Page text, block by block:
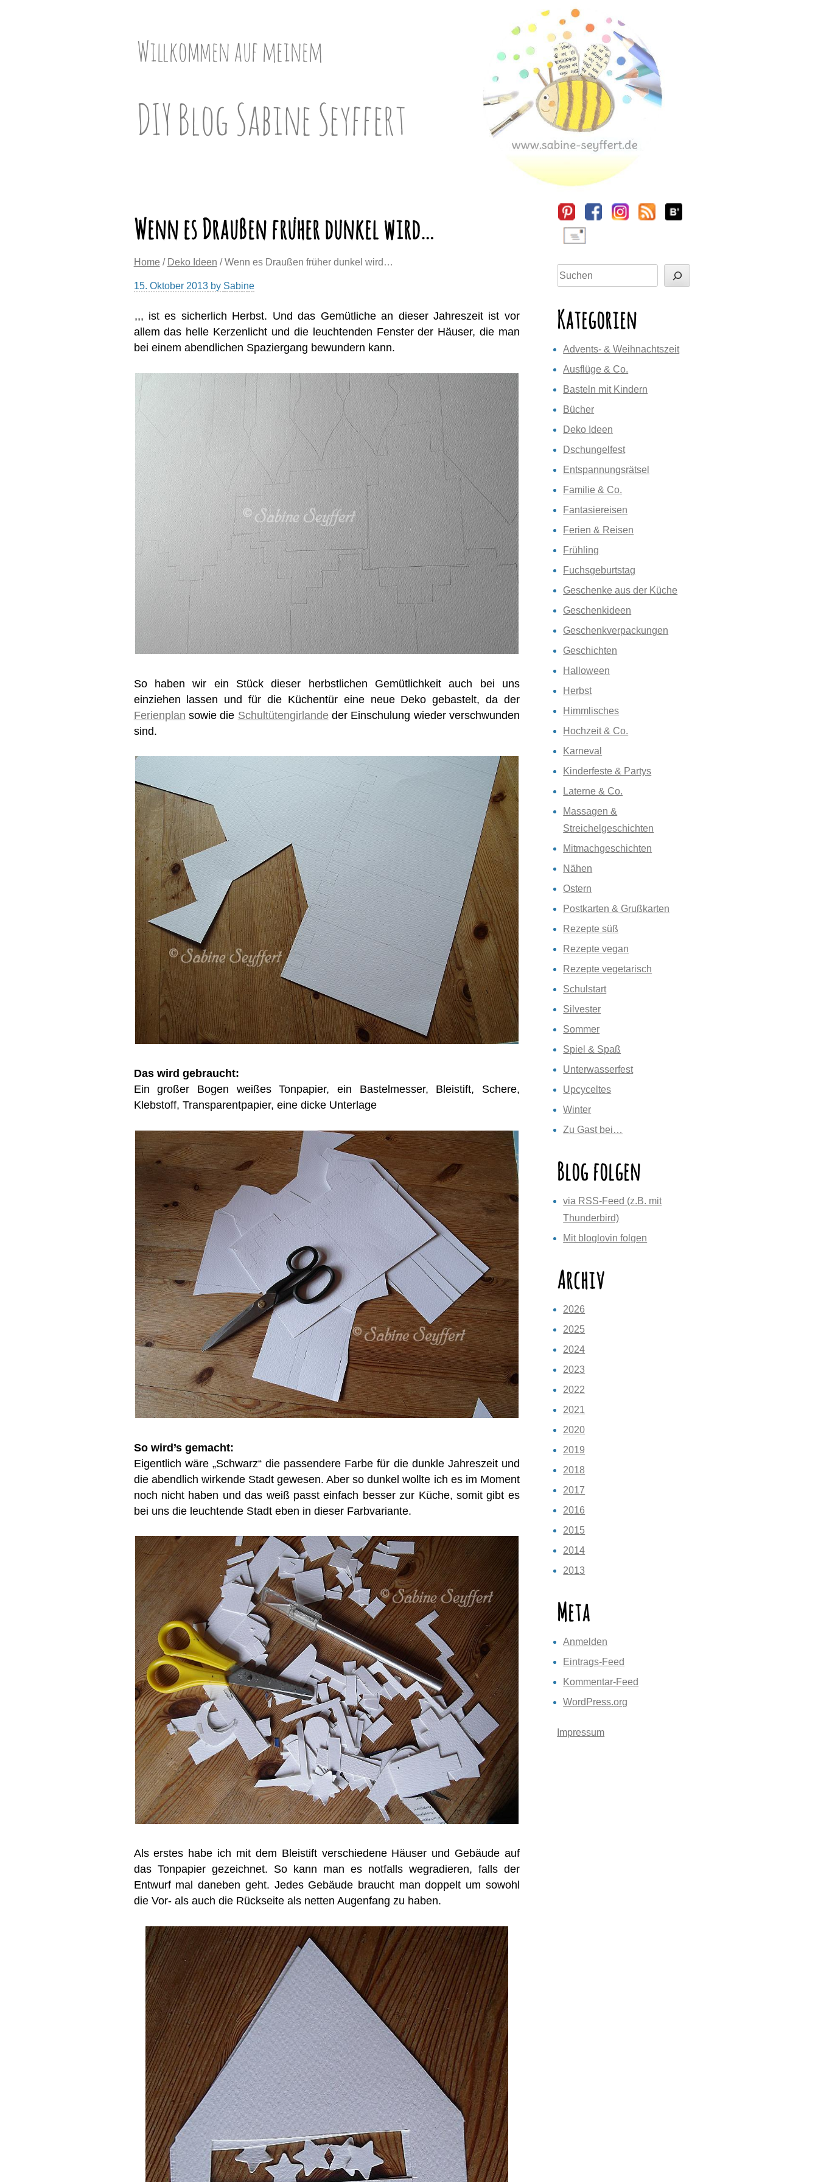
Willkommen auf meinem
DIY Blog Sabine Seyffert
Wenn es Draußen früher dunkel wird…
Home / Deko Ideen / Wenn es Draußen früher dunkel wird…
15. Oktober 2013by Sabine
,,, ist es sicherlich Herbst. Und das Gemütliche an dieser Jahreszeit ist vor
allem das helle Kerzenlicht und die leuchtenden Fenster der Häuser, die man
bei einem abendlichen Spaziergang bewundern kann.
So haben wir ein Stück dieser herbstlichen Gemütlichkeit auch bei uns
einziehen lassen und für die Küchentür eine neue Deko gebastelt, da der
Ferienplan sowie die Schultütengirlandeder Einschulung wieder verschwunden
sind.
Das wird gebraucht:
Ein großer Bogen weißes Tonpapier, ein Bastelmesser, Bleistift, Schere,
Klebstoff, Transparentpapier, eine dicke Unterlage
So wird’s gemacht:
Eigentlich wäre „Schwarz“ die passendere Farbe für die dunkle Jahreszeit und
die abendlich wirkende Stadt gewesen. Aber so dunkel wollte ich es im Moment
noch nicht haben und das weiß passt einfach besser zur Küche, somit gibt es
bei uns die leuchtende Stadt eben in dieser Farbvariante.
Als erstes habe ich mit dem Bleistift verschiedene Häuser und Gebäude auf
das Tonpapier gezeichnet. So kann man es notfalls wegradieren, falls der
Entwurf mal daneben geht. Jedes Gebäude braucht man doppelt um sowohl
die Vor- als auch die Rückseite als netten Augenfang zu haben.
Sidebar
Suchen
Kategorien
Advents- & Weihnachtszeit
Ausflüge & Co.
Basteln mit Kindern
Bücher
Deko Ideen
Dschungelfest
Entspannungsrätsel
Familie & Co.
Fantasiereisen
Ferien & Reisen
Frühling
Fuchsgeburtstag
Geschenke aus der Küche
Geschenkideen
Geschenkverpackungen
Geschichten
Halloween
Herbst
Himmlisches
Hochzeit & Co.
Karneval
Kinderfeste & Partys
Laterne & Co.
Massagen &
Streichelgeschichten
Mitmachgeschichten
Nähen
Ostern
Postkarten & Grußkarten
Rezepte süß
Rezepte vegan
Rezepte vegetarisch
Schulstart
Silvester
Sommer
Spiel & Spaß
Unterwasserfest
Upcyceltes
Winter
Zu Gast bei…
Blog folgen
via RSS-Feed (z.B. mit
Thunderbird)
Mit bloglovin folgen
Archiv
2026
2025
2024
2023
2022
2021
2020
2019
2018
2017
2016
2015
2014
2013
Meta
Anmelden
Eintrags-Feed
Kommentar-Feed
WordPress.org
Impressum